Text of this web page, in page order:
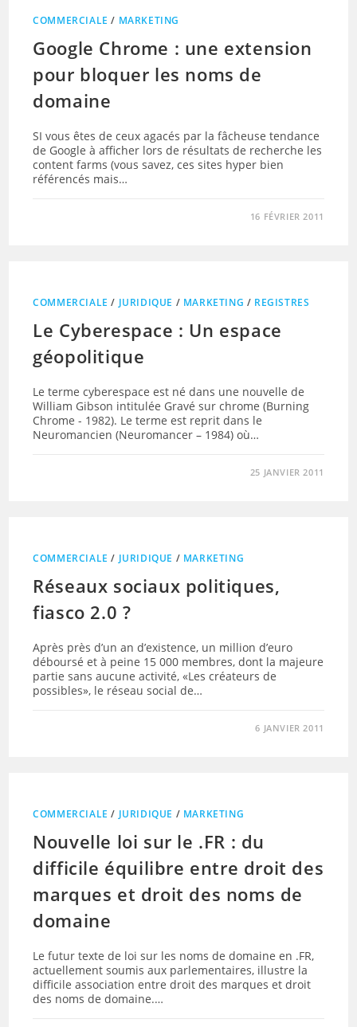
COMMERCIALE / MARKETING
Google Chrome : une extension
pour bloquer les noms de
domaine
SI vous êtes de ceux agacés par la fâcheuse tendance
de Google à afficher lors de résultats de recherche les
content farms (vous savez, ces sites hyper bien
référencés mais…
16 FÉVRIER 2011
COMMERCIALE / JURIDIQUE / MARKETING / REGISTRES
Le Cyberespace : Un espace
géopolitique
Le terme cyberespace est né dans une nouvelle de
William Gibson intitulée Gravé sur chrome (Burning
Chrome - 1982). Le terme est reprit dans le
Neuromancien (Neuromancer – 1984) où…
25 JANVIER 2011
COMMERCIALE / JURIDIQUE / MARKETING
Réseaux sociaux politiques,
fiasco 2.0 ?
Après près d’un an d’existence, un million d’euro
déboursé et à peine 15 000 membres, dont la majeure
partie sans aucune activité, «Les créateurs de
possibles», le réseau social de…
6 JANVIER 2011
COMMERCIALE / JURIDIQUE / MARKETING
Nouvelle loi sur le .FR : du
difficile équilibre entre droit des
marques et droit des noms de
domaine
Le futur texte de loi sur les noms de domaine en .FR,
actuellement soumis aux parlementaires, illustre la
difficile association entre droit des marques et droit
des noms de domaine.…